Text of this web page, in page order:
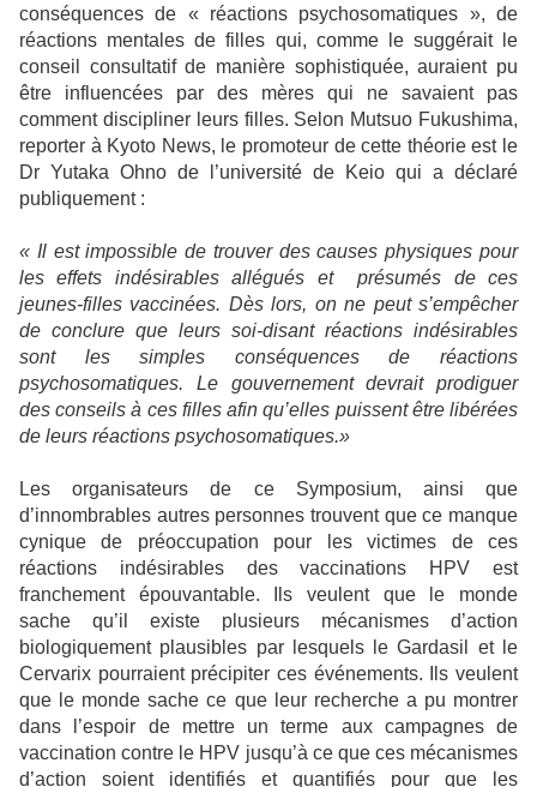
conséquences de « réactions psychosomatiques », de
réactions mentales de filles qui, comme le suggérait le
conseil consultatif de manière sophistiquée, auraient pu
être influencées par des mères qui ne savaient pas
comment discipliner leurs filles. Selon Mutsuo Fukushima,
reporter à Kyoto News, le promoteur de cette théorie est le
Dr Yutaka Ohno de l’université de Keio qui a déclaré
publiquement :
« Il est impossible de trouver des causes physiques pour
les effets indésirables allégués et
présumés de ces
jeunes-filles vaccinées. Dès lors, on ne peut s’empêcher
de conclure que leurs soi-disant réactions indésirables
sont les simples conséquences de réactions
psychosomatiques. Le gouvernement devrait prodiguer
des conseils à ces filles afin qu’elles puissent être libérées
de leurs réactions psychosomatiques.»
Les organisateurs de ce Symposium, ainsi que
d’innombrables autres personnes trouvent que ce manque
cynique de préoccupation pour les victimes de ces
réactions indésirables des vaccinations HPV est
franchement épouvantable. Ils veulent que le monde
sache qu’il existe plusieurs mécanismes d’action
biologiquement plausibles par lesquels le Gardasil et le
Cervarix pourraient précipiter ces événements. Ils veulent
que le monde sache ce que leur recherche a pu montrer
dans l’espoir de mettre un terme aux campagnes de
vaccination contre le HPV jusqu’à ce que ces mécanismes
d’action soient identifiés et quantifiés pour que les